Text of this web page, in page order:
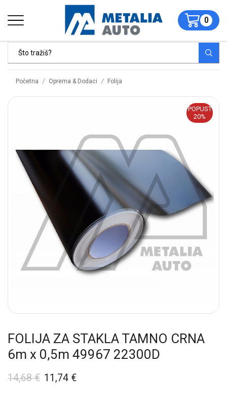
0
Početna / Oprema & Dodaci / Folija
POPUST
20%
FOLIJA ZA STAKLA TAMNO CRNA
6m x 0,5m 49967 22300D
14,68€ 11,74 €